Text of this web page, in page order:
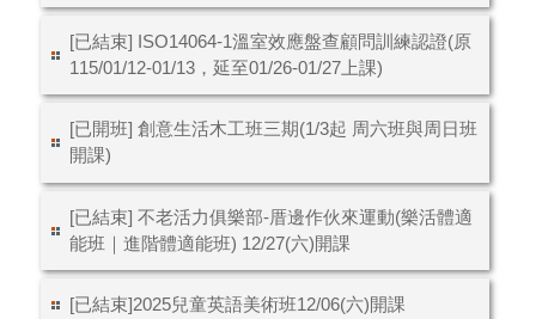
[已結束] ISO14064-1溫室效應盤查顧問訓練認證(原
115/01/12-01/13，延至01/26-01/27上課)
[已開班] 創意生活木工班三期(1/3起 周六班與周日班
開課)
[已結束] 不老活力俱樂部-厝邊作伙來運動(樂活體適
能班｜進階體適能班) 12/27(六)開課
[已結束]2025兒童英語美術班12/06(六)開課